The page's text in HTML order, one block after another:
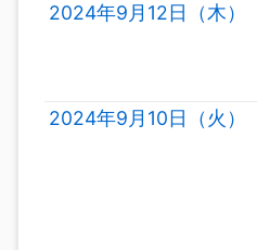
2024年9月12日（木）
2024年9月10日（火）